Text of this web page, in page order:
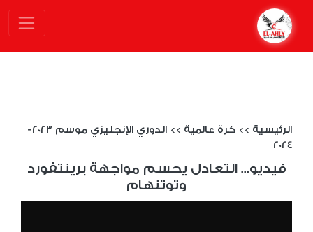
الرئيسية >> كرة عالمية >>
الدوري الإنجليزي موسم 2023-
2024
فيديو... التعادل يحسم مواجهة برينتفورد
وتوتنهام